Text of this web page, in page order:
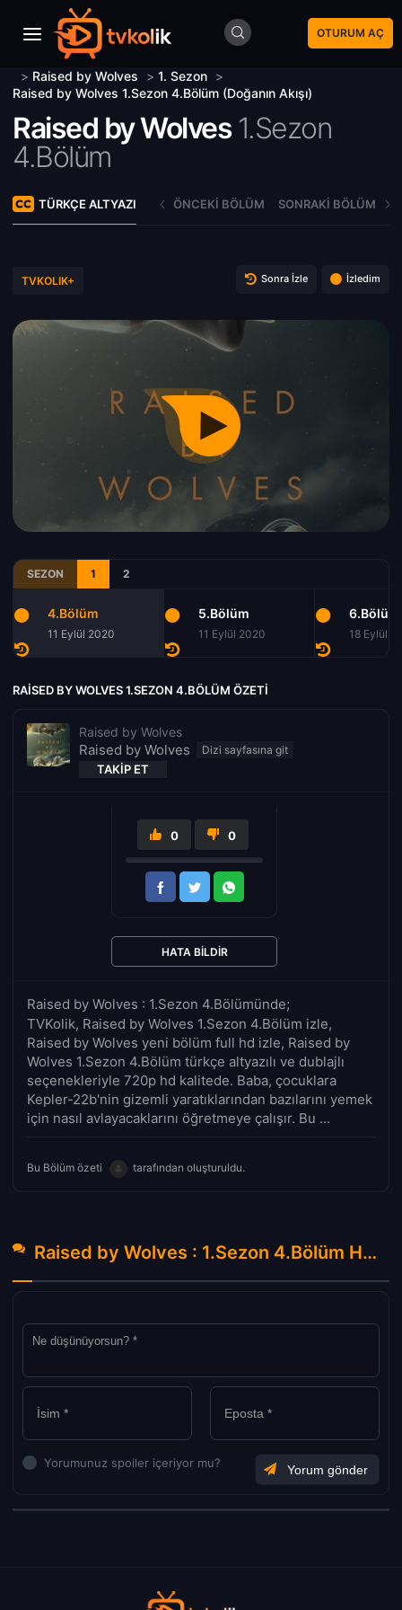
OTURUM AÇ
> Raised by Wolves > 1. Sezon >
Raised by Wolves 1.Sezon 4.Bölüm (Doğanın Akışı)
Raised by Wolves 1.Sezon
4.Bölüm
TÜRKÇE ALTYAZI ÖNCEKI BÖLÜM SONRAKI BÖLÜM
TVKOLIK+ Sonra İzle İzledim
SEZON 1 2
4.Bölüm
11 Eylül 2020
5.Bölüm
11 Eylül 2020
6.Bölüm
18 Eylül
RAISED BY WOLVES 1.SEZON 4.BÖLÜM ÖZETI
Raised by Wolves
Raised by Wolves
TAKIP ET
Raised by Wolves : 1.Sezon 4.Bölümünde;
TVKolik, Raised by Wolves 1.Sezon 4.Bölüm izle,
Raised by Wolves yeni bölüm full hd izle, Raised by
Wolves 1.Sezon 4.Bölüm türkçe altyazılı ve dublajlı
seçenekleriyle 720p hd kalitede. Baba, çocuklara
Kepler-22b'nin gizemli yaratıklarından bazılarını yemek
için nasıl avlayacaklarını öğretmeye çalışır. Bu ...
Bu Bölüm özeti tarafından oluşturuldu.
0 0
HATA BILDIR
Raised by Wolves : 1.Sezon 4.Bölüm Hakkında Yorumlar
Yorumunuz spoiler içeriyor mu?